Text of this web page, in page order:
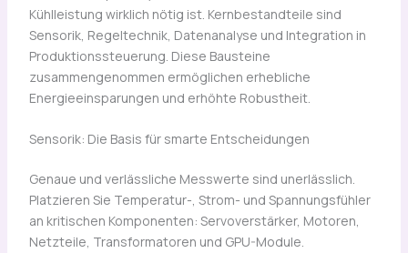
Kühlleistung wirklich nötig ist. Kernbestandteile sind
Sensorik, Regeltechnik, Datenanalyse und Integration in
Produktionssteuerung. Diese Bausteine
zusammengenommen ermöglichen erhebliche
Energieeinsparungen und erhöhte Robustheit.
Sensorik: Die Basis für smarte Entscheidungen
Genaue und verlässliche Messwerte sind unerlässlich.
Platzieren Sie Temperatur-, Strom- und Spannungsfühler
an kritischen Komponenten: Servoverstärker, Motoren,
Netzteile, Transformatoren und GPU-Module.